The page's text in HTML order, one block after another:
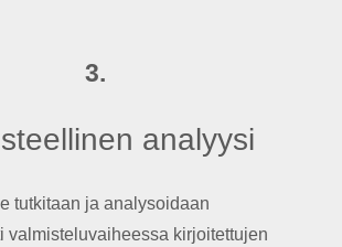
3.
analyysi
tutkitaan ja analysoidaan
valmisteluvaiheessa kirjoitettujen